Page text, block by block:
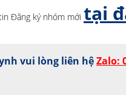
Đăng ký nhóm mới tại
vui lòng liên hệZalo: